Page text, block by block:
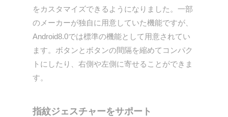
をカスタマイズできるようになりました。一部
のメーカーが独自に用意していた機能ですが、
Android8.0では標準の機能として用意されてい
ます。ボタンとボタンの間隔を縮めてコンパク
トにしたり、右側や左側に寄せることができま
す。
指紋ジェスチャーをサポート